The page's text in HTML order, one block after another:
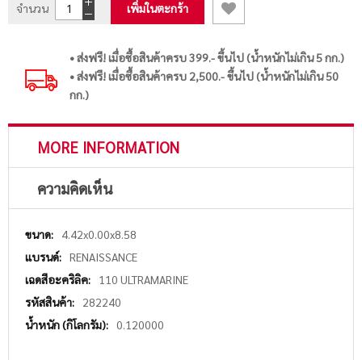
จำนวน
เพิ่มในตะกร้า
• ส่งฟรี! เมื่อซื้อสินค้าครบ 399.- ขึ้นไป (น้ำหนักไม่เกิน 5 กก.)
• ส่งฟรี! เมื่อซื้อสินค้าครบ 2,500.- ขึ้นไป (น้ำหนักไม่เกิน 50
กก.)
MORE INFORMATION
ความคิดเห็น
More
Information
4.42x0.00x8.58
RENAISSANCE
110 ULTRAMARINE
282240
0.120000